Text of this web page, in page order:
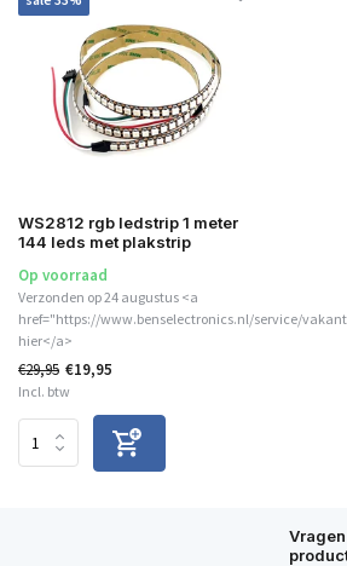
WS2812 rgb ledstrip 1 meter
144 leds met plakstrip
Op voorraad
Verzonden op 24 augustus <a
href="https://www.benselectronics.nl/service/
hier</a>
€29,95 €19,95
Incl. btw